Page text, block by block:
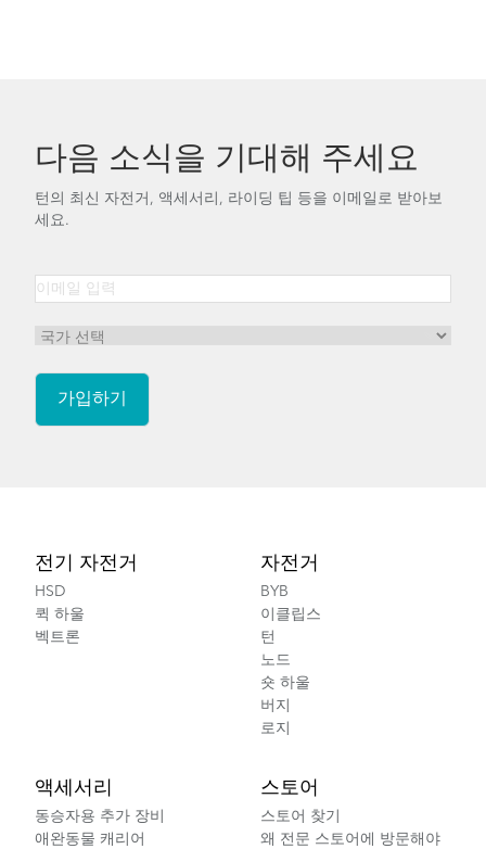
다음 소식을 기대해 주세요
턴의 최신 자전거, 액세서리, 라이딩 팁 등을 이메일로 받아보
세요.
전기 자전거
HSD
퀵 하울
벡트론
자전거
BYB
이클립스
턴
노드
숏 하울
버지
로지
액세서리
동승자용 추가 장비
애완동물 캐리어
스토어
스토어 찾기
왜 전문 스토어에 방문해야